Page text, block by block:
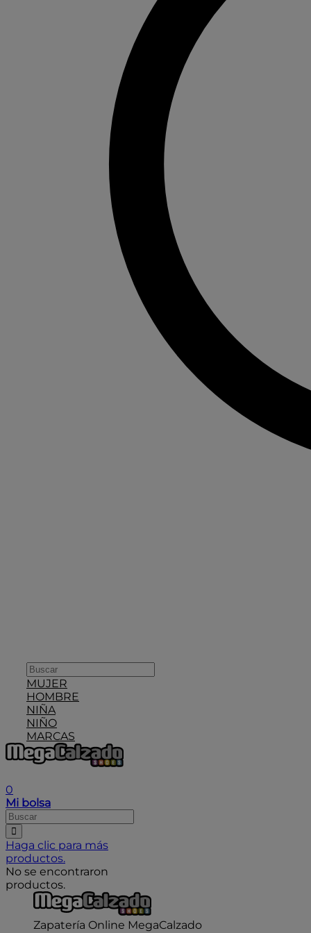
MUJER
HOMBRE
NIÑA
NIÑO
MARCAS
0
Mi bolsa
Haga clic para más
productos.
No se encontraron
productos.
Zapatería Online MegaCalzado